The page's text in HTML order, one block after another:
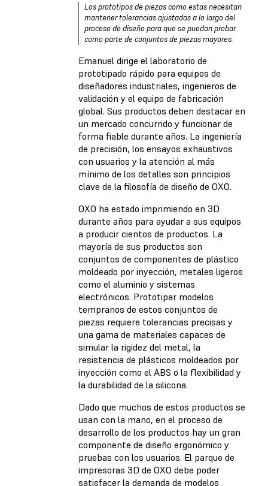
Los prototipos de piezas como estas necesitan
mantener tolerancias ajustadas a lo largo del
proceso de diseño para que se puedan probar
como parte de conjuntos de piezas mayores.
Emanuel dirige el laboratorio de
prototipado rápido para equipos de
diseñadores industriales, ingenieros de
validación y el equipo de fabricación
global. Sus productos deben destacar en
un mercado concurrido y funcionar de
forma fiable durante años. La ingeniería
de precisión, los ensayos exhaustivos
con usuarios y la atención al más
mínimo de los detalles son principios
clave de la filosofía de diseño de OXO.
OXO ha estado imprimiendo en 3D
durante años para ayudar a sus equipos
a producir cientos de productos. La
mayoría de sus productos son
conjuntos de componentes de plástico
moldeado por inyección, metales ligeros
como el aluminio y sistemas
electrónicos. Prototipar modelos
tempranos de estos conjuntos de
piezas requiere tolerancias precisas y
una gama de materiales capaces de
simular la rigidez del metal, la
resistencia de plásticos moldeados por
inyección como el ABS o la flexibilidad y
la durabilidad de la silicona.
Dado que muchos de estos productos se
usan con la mano, en el proceso de
desarrollo de los productos hay un gran
componente de diseño ergonómico y
pruebas con los usuarios. El parque de
impresoras 3D de OXO debe poder
satisfacer la demanda de modelos